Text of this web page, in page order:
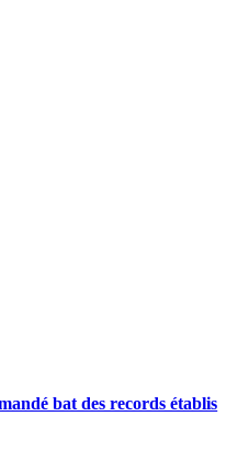
bat des records établis